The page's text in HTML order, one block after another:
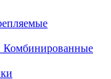
Комбинированные